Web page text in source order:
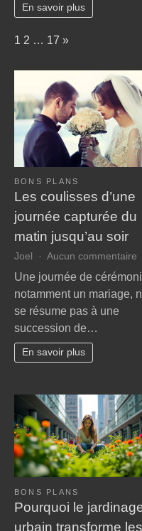
tourisme
En savoir plus
Page:
1 2 … 17 Next
»
BONS PLANS
Les coulisses d’une
journée capturée du
matin jusqu’au soir
Joel Aucun commentaire
Une journée de
notamment un mariage,
se résume pas à une
succession de…
En savoir plus
BONS PLANS
Pourquoi le
urbain transforme les